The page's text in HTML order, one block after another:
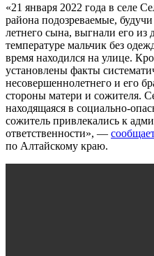
«21 января 2022 года в селе
района подозреваемые,
летнего сына, выгнали его из
температуре мальчик без
время находился на улице.
установлены факты
несовершеннолетнего и его
стороны матери и сожителя.
находящаяся в социально-
сожитель привлекались к
ответственности», —
по Алтайскому краю.